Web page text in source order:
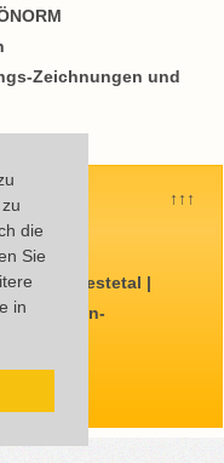
die
Sie
in
Zeichnungen und
↑↑↑
| 34266 Niestetal |
klein-